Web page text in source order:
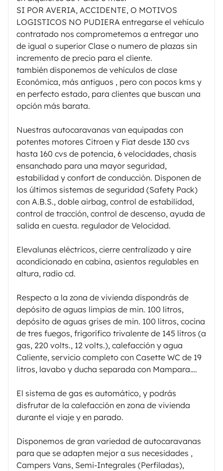
SI POR AVERIA, ACCIDENTE, O MOTIVOS
LOGISTICOS NO PUDIERA entregarse el vehículo
contratado nos comprometemos a entregar uno
de igual o superior Clase o numero de plazas sin
incremento de precio para el cliente.
también disponemos de vehículos de clase
Económica, más antiguos , pero con pocos kms y
en perfecto estado, para clientes que buscan una
opción más barata.
Nuestras autocaravanas van equipadas con
potentes motores Citroen y Fiat desde 130 cvs
hasta 160 cvs de potencia, 6 velocidades, chasis
ensanchado para una mayor seguridad,
estabilidad y confort de conducción. Disponen de
los últimos sistemas de seguridad (Safety Pack)
con A.B.S., doble airbag, control de estabilidad,
control de tracción, control de descenso, ayuda de
salida en cuesta. regulador de Velocidad.
Elevalunas eléctricos, cierre centralizado y aire
acondicionado en cabina, asientos regulables en
altura, radio cd.
Respecto a la zona de vivienda dispondrás de
depósito de aguas limpias de min. 100 litros,
depósito de aguas grises de min. 100 litros, cocina
de tres fuegos, frigorífico trivalente de 145 litros (a
gas, 220 volts., 12 volts.), calefacción y agua
Caliente, servicio completo con Casette WC de 19
litros, lavabo y ducha separada con Mampara….
El sistema de gas es automático, y podrás
disfrutar de la calefacción en zona de vivienda
durante el viaje y en parado.
Disponemos de gran variedad de autocaravanas
para que se adapten mejor a sus necesidades ,
Campers Vans, Semi-Integrales (Perfiladas),